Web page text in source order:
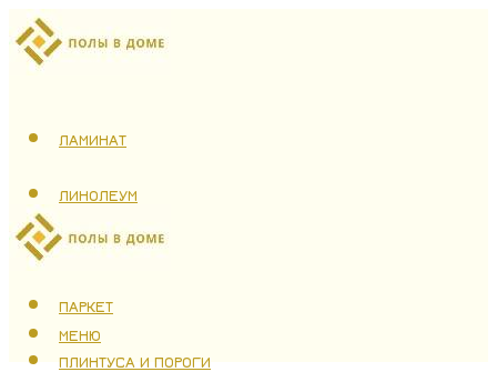
ЛАМИНАТ
ЛИНОЛЕУМ
ТЕПЛЫЙ ПОЛ
ПАРКЕТ
ПЛИНТУСА И ПОРОГИ
МЕНЮ